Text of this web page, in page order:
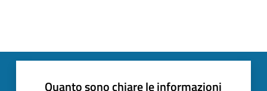
Quanto sono chiare le informazioni